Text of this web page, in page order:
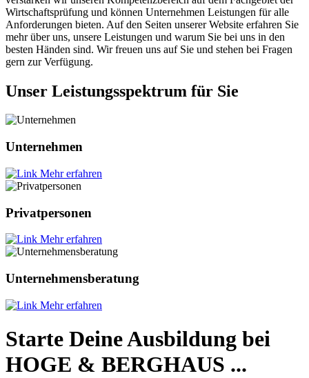
Wirtschaftsprüfung und können Unternehmen Leistungen für alle
Anforderungen bieten. Auf den Seiten unserer Website erfahren Sie
mehr über uns, unsere Leistungen und warum Sie bei uns in den
besten Händen sind. Wir freuen uns auf Sie und stehen bei Fragen
gern zur Verfügung.
Unser Leistungsspektrum für Sie
Unternehmen
Mehr erfahren
Privatpersonen
Mehr erfahren
Unternehmensberatung
Mehr erfahren
Starte Deine Ausbildung bei
HOGE & BERGHAUS ...